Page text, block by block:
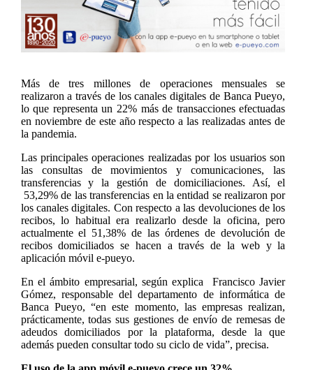
Más de tres millones de operaciones mensuales se
realizaron a través de los canales digitales de Banca Pueyo,
lo que representa un 22% más de transacciones efectuadas
en noviembre de este año respecto a las realizadas antes de
la pandemia.
Las principales operaciones realizadas por los usuarios son
las consultas de movimientos y comunicaciones, las
transferencias y la gestión de domiciliaciones. Así, el
53,29% de las transferencias en la entidad se realizaron por
los canales digitales. Con respecto a las devoluciones de los
recibos, lo habitual era realizarlo desde la oficina, pero
actualmente el 51,38% de las órdenes de devolución de
recibos domiciliados se hacen a través de la web y la
aplicación móvil e-pueyo.
En el ámbito empresarial, según explica
Francisco Javier
Gómez, responsable del departamento de informática de
Banca Pueyo, “en este momento, las empresas realizan,
prácticamente, todas sus gestiones de envío de remesas de
adeudos domiciliados por la plataforma, desde la que
además pueden consultar todo su ciclo de vida”, precisa.